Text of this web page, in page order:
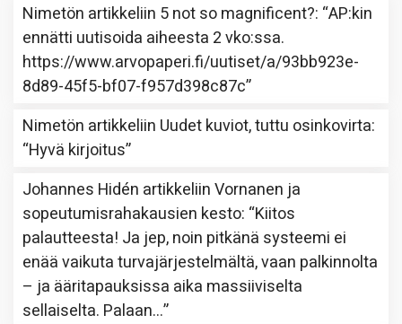
Nimetön artikkeliin 5 not so magnificent?: “AP:kin
ennätti uutisoida aiheesta 2 vko:ssa.
https://www.arvopaperi.fi/uutiset/a/93bb923e-
8d89-45f5-bf07-f957d398c87c”
Nimetön artikkeliin Uudet kuviot, tuttu osinkovirta:
“Hyvä kirjoitus”
Johannes Hidén artikkeliinVornanen ja
sopeutumisrahakausien kesto: “Kiitos
palautteesta! Ja jep, noin pitkänä systeemi ei
enää vaikuta turvajärjestelmältä, vaan palkinnolta
– ja ääritapauksissa aika massiiviselta
sellaiselta. Palaan…”